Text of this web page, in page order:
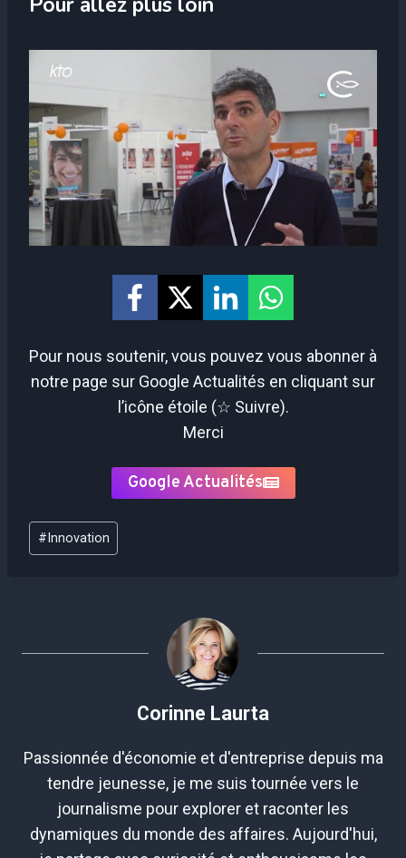
Pour nous soutenir, vous pouvez vous abonner à
notre page sur Google Actualités en cliquant sur
l’icône étoile (☆ Suivre).
Merci
Google Actualités
Étiquettes
de
# Innovation
Corinne Laurta
Passionnée d'économie et d'entreprise depuis ma
tendre jeunesse, je me suis tournée vers le
journalisme pour explorer et raconter les
dynamiques du monde des affaires. Aujourd'hui,